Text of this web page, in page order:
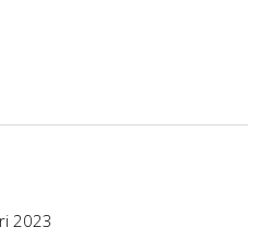
2023